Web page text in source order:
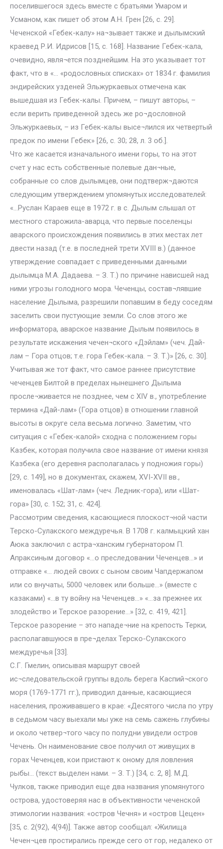
поселившегося здесь вместе с братьями Умаром и
Усманом, как пишет об этом А.Н. Грен [26, с. 29].
Чеченской «Гебек-калу» на¬зывает также и дылымский
краевед Р.И. Идрисов [15, с. 168]. Название Гебек-кала,
очевидно, явля¬ется позднейшим. На это указывает тот
факт, что в «… «родословных списках» от 1834 г. фамилия
эндирейских узденей Эльжуркаевых отмечена как
вышедшая из Гебек-калы. Причем, – пишут авторы, –
если верить приведенной здесь же ро¬дословной
Эльжуркаевых, – из Гебек-калы высе¬лился их четвертый
предок по имени Гебек» [26, с. 30; 28, л. 3 об.].
Что же касается изначального имени горы, то на этот
счет у нас есть собственные полевые дан¬ные,
собранные со слов дылымцев, они подтверж¬даются
следующим утверждением упомянутых исследователей:
«…Руслан Караев еще в 1972 г. в с. Дылым слышал от
местного старожила-аварца, что первые поселенцы
аварского происхождения появились в этих местах лет
двести назад (т.е. в последней трети XVIII в.) (данное
утверждение совпадает с приведенными данными
дылымца М.А. Дадаева. – З. Т.) по причине нависшей над
ними угрозы голодного мора. Чеченцы, состав¬лявшие
население Дылыма, разрешили попавшим в беду соседям
заселить свои пустующие земли. Со слов этого же
информатора, аварское название Дылым появилось в
результате искажения чечен¬ского «Дэйлам» (чеч. Дай-
лам – Гора отцов; т.е. гора Гебек-кала. – З. Т.)» [26, с. 30].
Учитывая же тот факт, что самое раннее присутствие
чеченцев Билтой в пределах нынешнего Дылыма
просле¬живается не позднее, чем с XIV в., употребление
термина «Дай-лам» (Гора отцов) в отношении главной
высоты в округе села весьма логично. Заметим, что
ситуация с «Гебек-калой» сходна с положением горы
Казбек, которая получила свое название от имени князя
Казбека (его деревня располагалась у подножия горы)
[29, с. 149], но в документах, скажем, XVI-XVII вв.,
именовалась «Шат-лам» (чеч. Ледник-гора), или «Шат-
гора» [30, с. 152; 31, с. 424].
Рассмотрим сведения, касающиеся плоскост¬ной части
Терско-Сулакского междуречья. В 1708 г. калмыцкий хан
Аюка заключил с астра¬ханским губернатором П.
Апраксиным договор «…о преследовании Чеченцев…» и
отправке «… людей своих с сыном своим Чапдержапом
или со внучаты, 5000 человек или больше…» (вместе с
казаками) «…в ту войну на Чеченцев…» «…за прежнее их
злодейство и Терское разорение…» [32, с. 419, 421].
Терское разорение – это нападе¬ние на крепость Терки,
располагавшуюся в пре¬делах Терско-Сулакского
междуречья [33].
С.Г. Гмелин, описывая маршрут своей
ис¬следовательской группы вдоль берега Каспий¬ского
моря (1769-1771 гг.), приводил данные, касающиеся
населения, проживавшего в крае: «Десятого числа по утру
в седьмом часу выехали мы уже на семь сажень глубины
и около четвер¬того часу по полудни увидели остров
Чечень. Он наименование свое получил от живущих в
горах Чеченцев, кои пристают к оному для ловления
рыбы… (текст выделен нами. – З. Т.) [34, с. 2, 8]. М.Д.
Чулков, также приводил еще два названия упомянутого
острова, удостоверяя нас в объективности чеченской
этимологии названия: «остров Чечня» и «остров Цецен»
[35, c. 2(92), 4(94)]. Также автор сообщал: «Жилища
Чечен¬цев простирались прежде сего от гор, недалеко от